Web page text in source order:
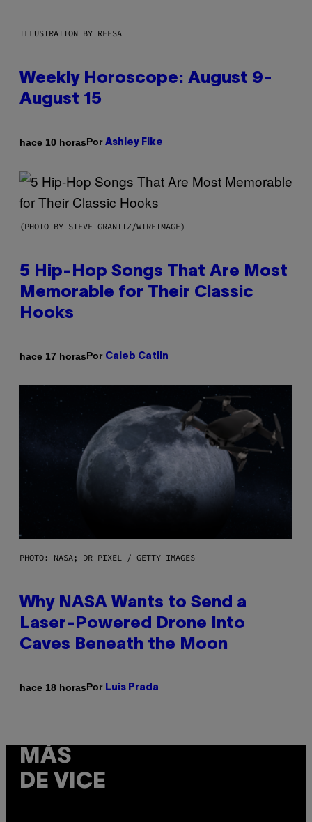
ILLUSTRATION BY REESA
Weekly Horoscope: August 9-
August 15
hace 10 horasPor Ashley Fike
(PHOTO BY STEVE GRANITZ/WIREIMAGE)
5 Hip-Hop Songs That Are Most
Memorable for Their Classic
Hooks
hace 17 horasPor Caleb Catlin
PHOTO: NASA; DR PIXEL / GETTY IMAGES
Why NASA Wants to Send a
Laser-Powered Drone Into
Caves Beneath the Moon
hace 18 horasPor Luis Prada
MÁS
DE VICE